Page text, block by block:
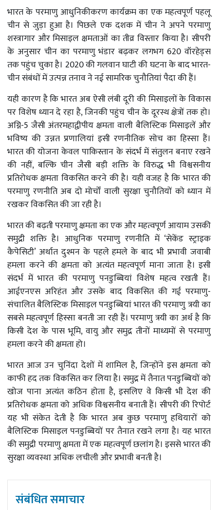
भारत के परमाणु आधुनिकीकरण कार्यक्रम का एक महत्वपूर्ण पहलू
चीन से जुड़ा हुआ है। पिछले एक दशक में चीन ने अपने परमाणु
शस्त्रागार और मिसाइल क्षमताओं का तीव्र विस्तार किया है। सीपरी
के अनुसार चीन का परमाणु भंडार बढ़कर लगभग 620 वॉरहेड्स
तक पहुंच चुका है। 2020 की गलवान घाटी की घटना के बाद भारत-
चीन संबंधों में उत्पन्न तनाव ने नई सामरिक चुनौतियां पैदा की हैं।
यही कारण है कि भारत अब ऐसी लंबी दूरी की मिसाइलों के विकास
पर विशेष ध्यान दे रहा है, जिनकी पहुंच चीन के दूरस्थ क्षेत्रों तक हो।
अग्नि-5 जैसी अंतरमहाद्वीपीय क्षमता वाली बैलिस्टिक मिसाइलें और
भविष्य की उन्नत प्रणालियां इसी रणनीतिक सोच का हिस्सा हैं।
भारत की योजना केवल पाकिस्तान के संदर्भ में संतुलन बनाए रखने
की नहीं, बल्कि चीन जैसी बड़ी शक्ति के विरुद्ध भी विश्वसनीय
प्रतिरोधक क्षमता विकसित करने की है। यही वजह है कि भारत की
परमाणु रणनीति अब दो मोर्चों वाली सुरक्षा चुनौतियों को ध्यान में
रखकर विकसित की जा रही है।
भारत की बढ़ती परमाणु क्षमता का एक और महत्वपूर्ण आयाम उसकी
समुद्री शक्ति है। आधुनिक परमाणु रणनीति में ‘सेकेंड स्ट्राइक
कैपेसिटी’ अर्थात दुश्मन के पहले हमले के बाद भी प्रभावी जवाबी
हमला करने की क्षमता को अत्यंत महत्वपूर्ण माना जाता है। इसी
संदर्भ में भारत की परमाणु पनडुब्बियां विशेष महत्व रखती हैं।
आईएनएस अरिहंत और उसके बाद विकसित की गई परमाणु-
संचालित बैलिस्टिक मिसाइल पनडुब्बियां भारत की परमाणु त्रयी का
सबसे महत्वपूर्ण हिस्सा बनती जा रही हैं। परमाणु त्रयी का अर्थ है कि
किसी देश के पास भूमि, वायु और समुद्र तीनों माध्यमों से परमाणु
हमला करने की क्षमता हो।
भारत आज उन चुनिंदा देशों में शामिल है, जिन्होंने इस क्षमता को
काफी हद तक विकसित कर लिया है। समुद्र में तैनात पनडुब्बियों को
खोज पाना अत्यंत कठिन होता है, इसलिए वे किसी भी देश की
प्रतिरोधक क्षमता को अधिक विश्वसनीय बनाती हैं। सीपरी की रिपोर्ट
यह भी संकेत देती है कि भारत अब कुछ परमाणु हथियारों को
बैलिस्टिक मिसाइल पनडुब्बियों पर तैनात रखने लगा है। यह भारत
की समुद्री परमाणु क्षमता में एक महत्वपूर्ण छलांग है। इससे भारत की
सुरक्षा व्यवस्था अधिक लचीली और प्रभावी बनती है।
संबंधित समाचार